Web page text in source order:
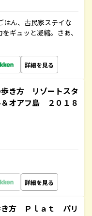
はん、古民家ステイな
ギュッと凝縮。さあ、
詳細を見る
き方 リゾートスタ
オアフ島 ２０１８
詳細を見る
方 Ｐｌａｔ パリ